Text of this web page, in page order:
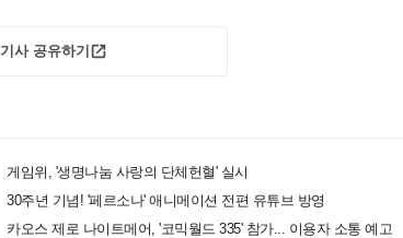
기사 공유하기
게임위, '생명나눔 사랑의 단체헌혈' 실시
30주년 기념! '페르소나' 애니메이션 전편 유튜브 방영
카오스 제로 나이트메어, '코믹월드 335' 참가... 이용자 소통 예고